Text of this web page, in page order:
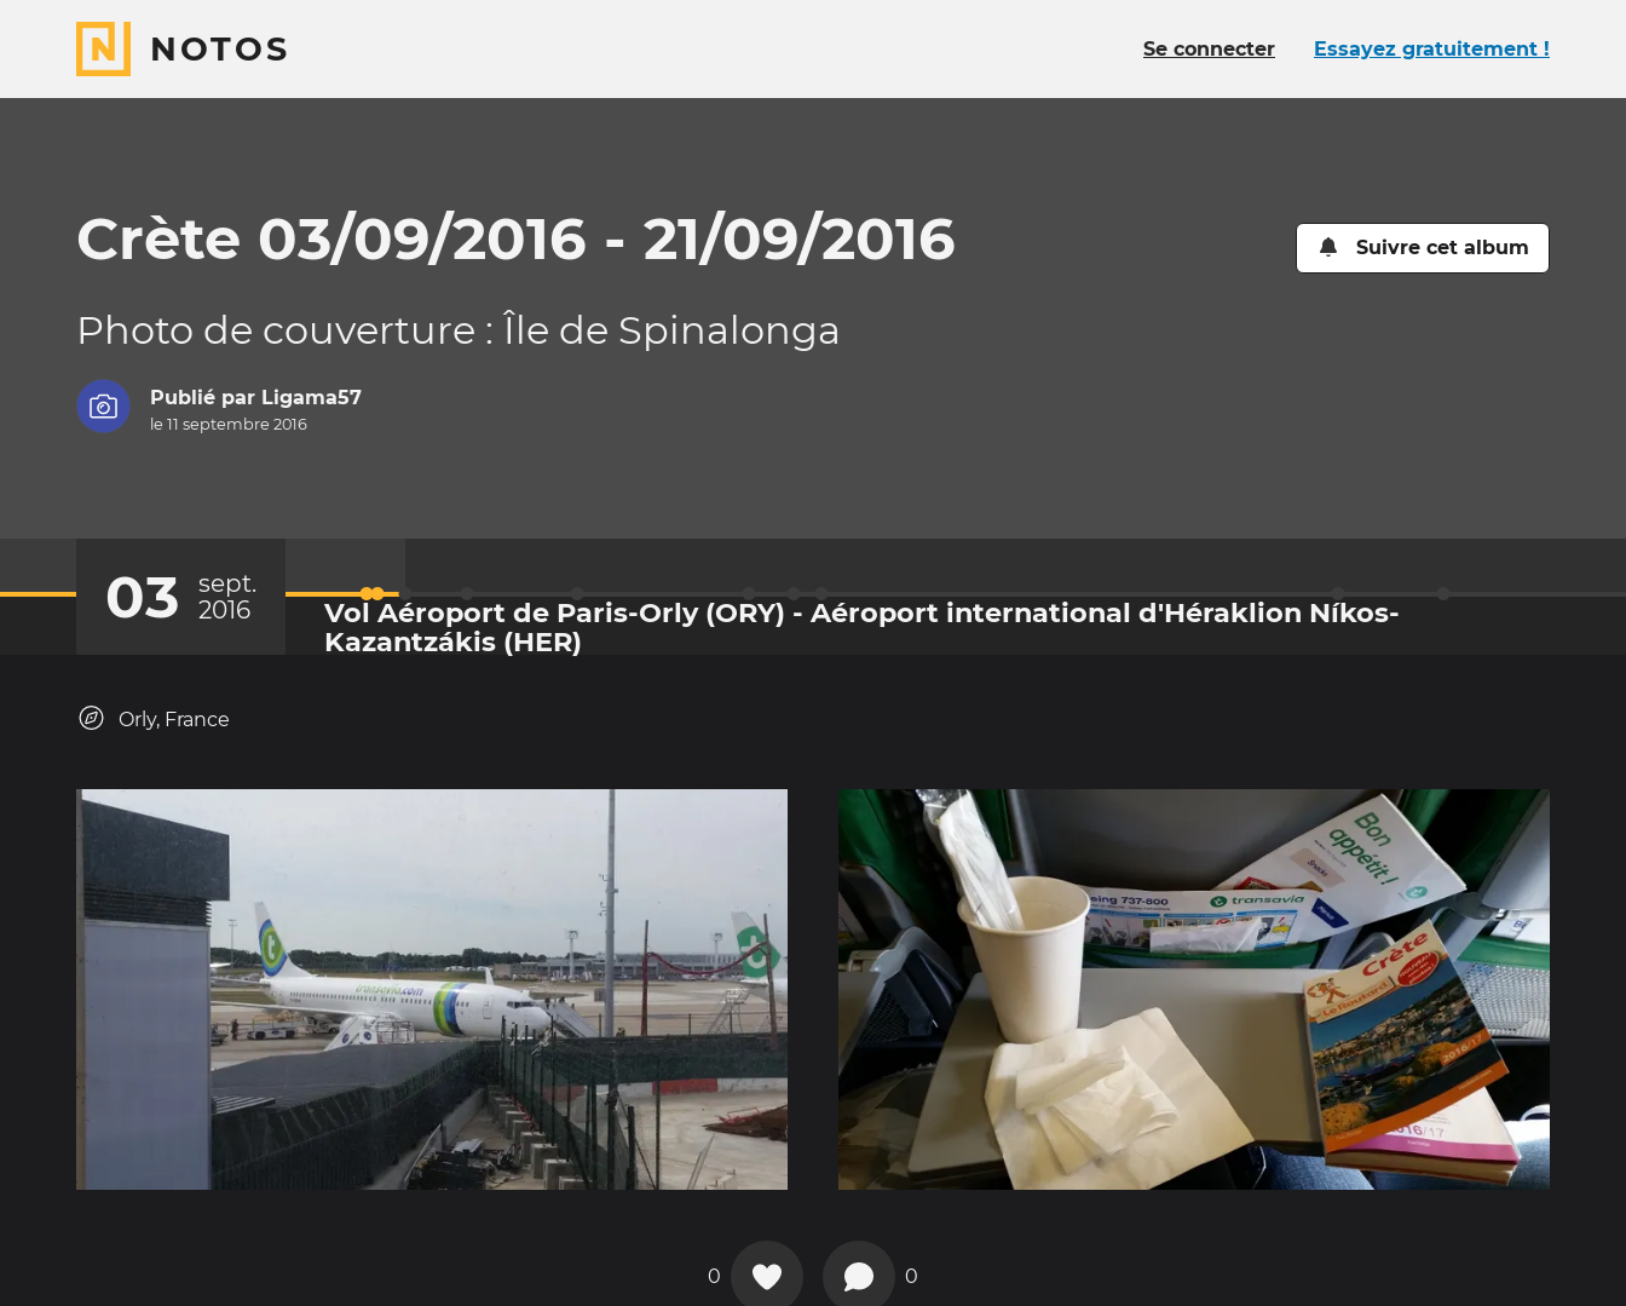
NOTOS Se connecter Essayez gratuitement !
Crète 03/09/2016 - 21/09/2016 Suivre cet album
Photo de couverture : Île de Spinalonga
Publié par Ligama57
le 11 septembre 2016
03
sept.
2016
Vol Aéroport de Paris-Orly (ORY) - Aéroport international d'Héraklion Níkos-
Kazantzákis (HER)
Orly, France
0 0